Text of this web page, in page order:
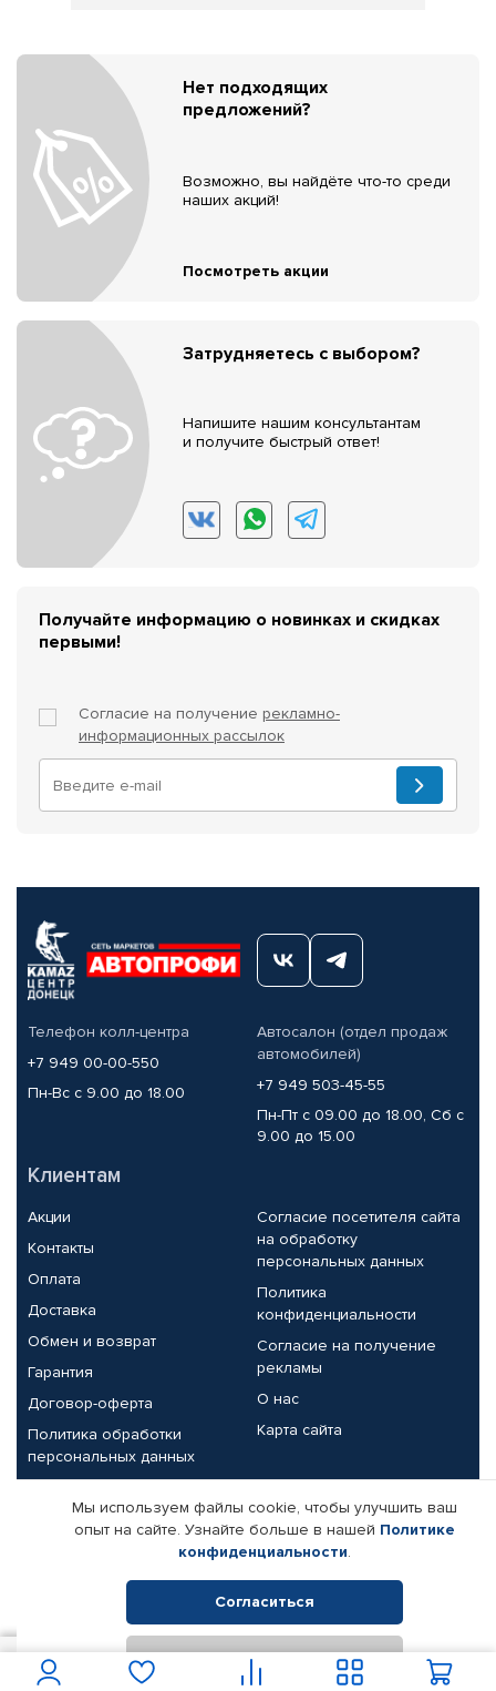
Нет подходящих
предложений?
Возможно, вы найдёте что-то среди
наших акций!
Посмотреть акции
Затрудняетесь с выбором?
Напишите нашим консультантам
и получите быстрый ответ!
Получайте информацию о новинках и скидках
первыми!
Согласие на получение рекламно-
информационных рассылок
Телефон колл-центра
+7 949 00-00-550
Пн-Вс с 9.00 до 18.00
Автосалон (отдел продаж
автомобилей)
+7 949 503-45-55
Пн-Пт с 09.00 до 18.00, Сб с
9.00 до 15.00
Клиентам
Акции
Контакты
Оплата
Доставка
Обмен и возврат
Гарантия
Договор-оферта
Политика обработки
персональных данных
Согласие посетителя сайта
на обработку
персональных данных
Политика
конфиденциальности
Согласие на получение
рекламы
О нас
Карта сайта
Партнерам
Корпоративным клиентам
Поставщикам
Реквизиты компании
© КАМАЗ ЦЕНТР ДОНЕЦК, 2015-2026. Все права защищены.
Интернет-магазин автомобильных товаров Автопрофи.
Мы используем файлы cookie, чтобы улучшить ваш
опыт на сайте. Узнайте больше в нашей Политике
конфиденциальности.
Согласиться
Отклонить
В корзину